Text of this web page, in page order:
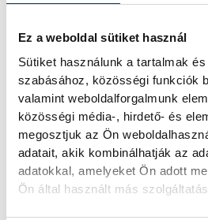
Ez a weboldal sütiket használ
Sütiket használunk a tartalmak
szabásához, közösségi funkciók
valamint weboldalforgalmunk
közösségi média-, hirdető- és
megosztjuk az Ön
adatait, akik kombinálhatják az
adatokkal, amelyeket Ön adott
Ön által használt más
vehir.hu